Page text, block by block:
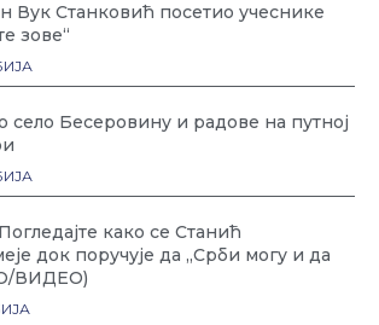
Вук Станковић посетио учеснике
зове“
Бесеровину и радове на путној
како се Станић
док поручује да „Срби могу и да
ВИДЕО)